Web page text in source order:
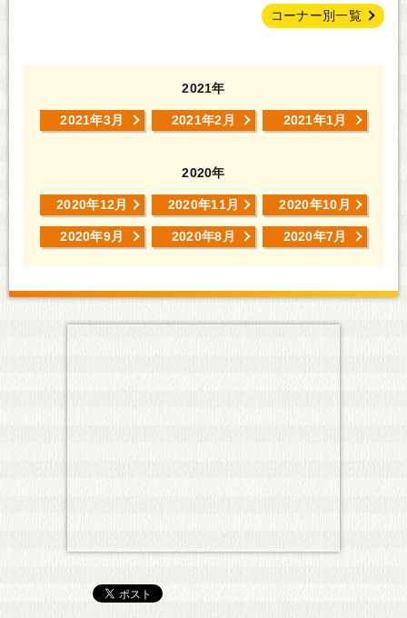
コーナー別一覧
2021年
2021年3月 2021年2月 2021年1月
2020年
2020年12月 2020年11月 2020年10月
2020年9月 2020年8月 2020年7月